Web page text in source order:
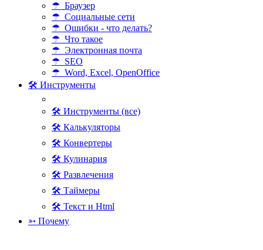
☂ Браузер
☂ Социальные сети
☂ Ошибки - что делать?
☂ Что такое
☂ Электронная почта
☂ SEO
☂ Word, Excel, OpenOffice
🛠 Инструменты
🛠 Инструменты (все)
🛠 Калькуляторы
🛠 Конвертеры
🛠 Кулинария
🛠 Развлечения
🛠 Таймеры
🛠 Текст и Html
➳ Почему